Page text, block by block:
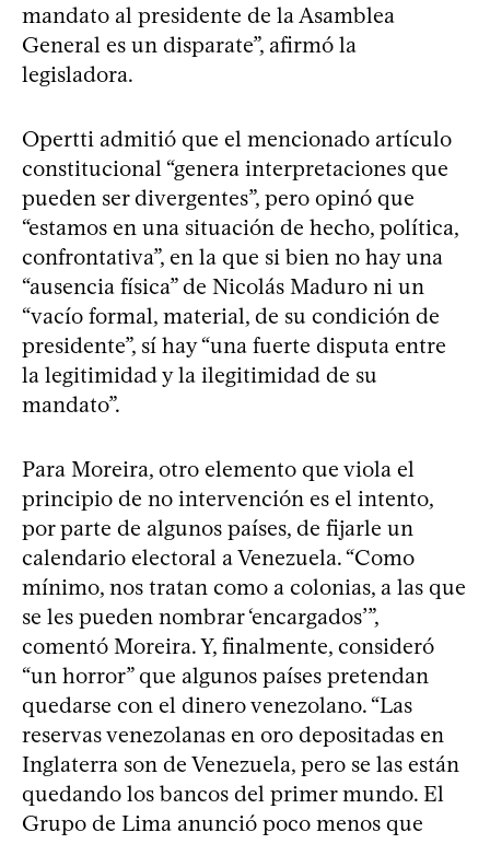
mandato al presidente de la Asamblea
General es un disparate”, afirmó la
legisladora.
Opertti admitió que el mencionado artículo
constitucional “genera interpretaciones que
pueden ser divergentes”, pero opinó que
“estamos en una situación de hecho, política,
confrontativa”, en la que si bien no hay una
“ausencia física” de Nicolás Maduro ni un
“vacío formal, material, de su condición de
presidente”, sí hay “una fuerte disputa entre
la legitimidad y la ilegitimidad de su
mandato”.
Para Moreira, otro elemento que viola el
principio de no intervención es el intento,
por parte de algunos países, de fijarle un
calendario electoral a Venezuela. “Como
mínimo, nos tratan como a colonias, a las que
se les pueden nombrar ‘encargados’”,
comentó Moreira. Y, finalmente, consideró
“un horror” que algunos países pretendan
quedarse con el dinero venezolano. “Las
reservas venezolanas en oro depositadas en
Inglaterra son de Venezuela, pero se las están
quedando los bancos del primer mundo. El
Grupo de Lima anunció poco menos que